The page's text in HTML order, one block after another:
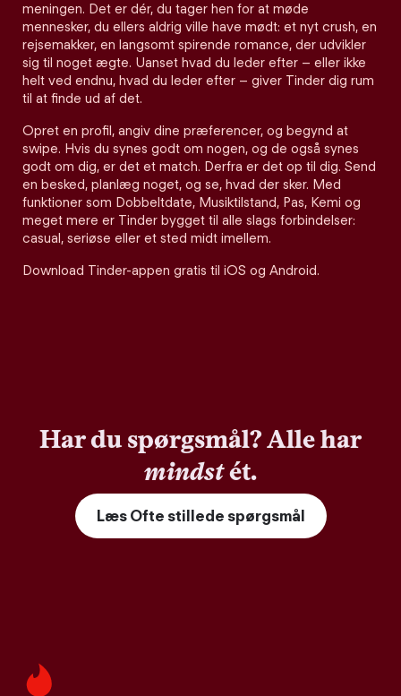
meningen. Det er dér, du tager hen for at møde
mennesker, du ellers aldrig ville have mødt: et nyt crush, en
rejsemakker, en langsomt spirende romance, der udvikler
sig til noget ægte. Uanset hvad du leder efter – eller ikke
helt ved endnu, hvad du leder efter – giver Tinder dig rum
til at finde ud af det.
Opret en profil, angiv dine præferencer, og begynd at
swipe. Hvis du synes godt om nogen, og de også synes
godt om dig, er det et match. Derfra er det op til dig. Send
en besked, planlæg noget, og se, hvad der sker. Med
funktioner som Dobbeltdate, Musiktilstand, Pas, Kemi og
meget mere er Tinder bygget til alle slags forbindelser:
casual, seriøse eller et sted midt imellem.
Download Tinder-appen gratis til iOS og Android.
Har du spørgsmål? Alle har
mindstét.
Læs Ofte stillede spørgsmål